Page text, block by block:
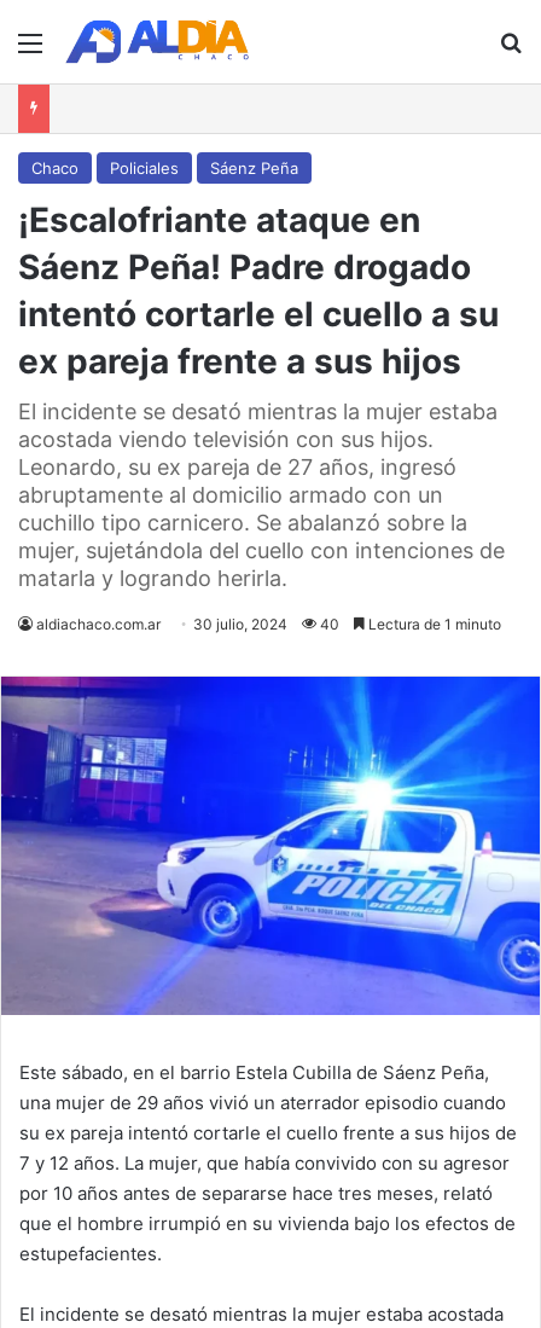
Menú
Chaco Policiales Sáenz Peña
¡Escalofriante ataque en
Sáenz Peña! Padre drogado
intentó cortarle el cuello a su
ex pareja frente a sus hijos
El incidente se desató mientras la mujer estaba
acostada viendo televisión con sus hijos.
Leonardo, su ex pareja de 27 años, ingresó
abruptamente al domicilio armado con un
cuchillo tipo carnicero. Se abalanzó sobre la
mujer, sujetándola del cuello con intenciones de
matarla y logrando herirla.
aldiachaco.com.ar 30 julio, 2024 40 Lectura de 1 minuto
Este sábado, en el barrio Estela Cubilla de Sáenz Peña,
una mujer de 29 años vivió un aterrador episodio cuando
su ex pareja intentó cortarle el cuello frente a sus hijos de
7 y 12 años. La mujer, que había convivido con su agresor
por 10 años antes de separarse hace tres meses, relató
que el hombre irrumpió en su vivienda bajo los efectos de
estupefacientes.
El incidente se desató mientras la mujer estaba acostada